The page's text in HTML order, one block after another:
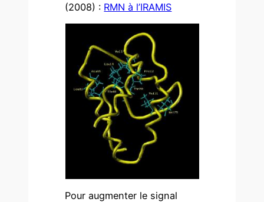
(2008) : RMN à l’IRAMIS
Pour augmenter le signal